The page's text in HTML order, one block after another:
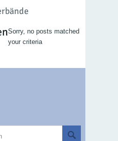
Sorry, no posts matched
your criteria